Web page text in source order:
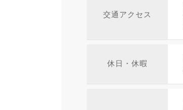
交通アクセス
休日・休暇